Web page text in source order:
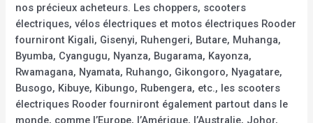
nos précieux acheteurs. Les choppers, scooters
électriques, vélos électriques et motos électriques Rooder
fourniront Kigali, Gisenyi, Ruhengeri, Butare, Muhanga,
Byumba, Cyangugu, Nyanza, Bugarama, Kayonza,
Rwamagana, Nyamata, Ruhango, Gikongoro, Nyagatare,
Busogo, Kibuye, Kibungo, Rubengera, etc., les scooters
électriques Rooder fourniront également partout dans le
monde, comme l’Europe, l’Amérique, l’Australie, Johor,